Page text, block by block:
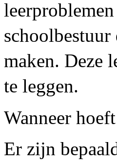
maken. Deze
te leggen.
Wanneer
Er zijn